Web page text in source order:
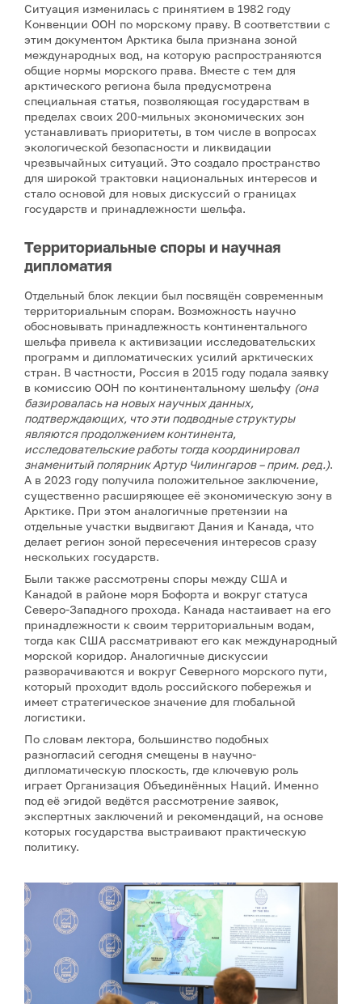
Ситуация изменилась с принятием в 1982 году
Конвенции ООН по морскому праву. В соответствии с
этим документом Арктика была признана зоной
международных вод, на которую распространяются
общие нормы морского права. Вместе с тем для
арктического региона была предусмотрена
специальная статья, позволяющая государствам в
пределах своих 200-мильных экономических зон
устанавливать приоритеты, в том числе в вопросах
экологической безопасности и ликвидации
чрезвычайных ситуаций. Это создало пространство
для широкой трактовки национальных интересов и
стало основой для новых дискуссий о границах
государств и принадлежности шельфа.
Территориальные споры и научная
дипломатия
Отдельный блок лекции был посвящён современным
территориальным спорам. Возможность научно
обосновывать принадлежность континентального
шельфа привела к активизации исследовательских
программ и дипломатических усилий арктических
стран. В частности, Россия в 2015 году подала заявку
в комиссию ООН по континентальному шельфу (она
базировалась на новых научных данных,
подтверждающих, что эти подводные структуры
являются продолжением континента,
исследовательские работы тогда координировал
знаменитый полярник Артур Чилингаров – прим. ред.).
А в 2023 году получила положительное заключение,
существенно расширяющее её экономическую зону в
Арктике. При этом аналогичные претензии на
отдельные участки выдвигают Дания и Канада, что
делает регион зоной пересечения интересов сразу
нескольких государств.
Были также рассмотрены споры между США и
Канадой в районе моря Бофорта и вокруг статуса
Северо-Западного прохода. Канада настаивает на его
принадлежности к своим территориальным водам,
тогда как США рассматривают его как международный
морской коридор. Аналогичные дискуссии
разворачиваются и вокруг Северного морского пути,
который проходит вдоль российского побережья и
имеет стратегическое значение для глобальной
логистики.
По словам лектора, большинство подобных
разногласий сегодня смещены в научно-
дипломатическую плоскость, где ключевую роль
играет Организация Объединённых Наций. Именно
под её эгидой ведётся рассмотрение заявок,
экспертных заключений и рекомендаций, на основе
которых государства выстраивают практическую
политику.